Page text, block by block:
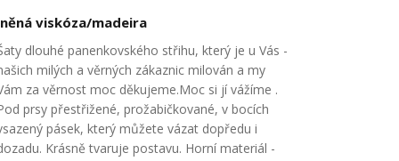
viskóza/madeira
dlouhé panenkovského střihu, který je u Vás -
milých a věrných zákaznic milován a my
za věrnost moc děkujeme.Moc si jí vážíme .
prsy přestřižené, prožabičkované, v bocích
pásek, který můžete vázat dopředu i
Krásně tvaruje postavu. Horní materiál -